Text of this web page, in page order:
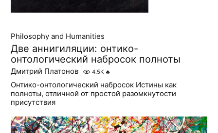
Philosophy and Humanities
Две аннигиляции: онтико-
онтологический набросок полноты
Дмитрий Платонов 4.5K 🔥
Онтико-онтологический набросок Истины как
полноты, отличной от простой разомкнутости
присутствия